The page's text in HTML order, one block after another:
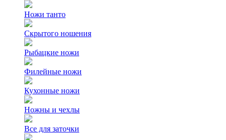
Ножи танто
Скрытого ношения
Рыбацкие ножи
Филейные ножи
Кухонные ножи
Ножны и чехлы
Все для заточки